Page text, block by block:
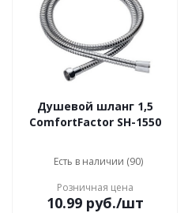
Душевой шланг 1,5
ComfortFactor SH-1550
Есть в наличии (90)
Розничная цена
10.99руб./шт